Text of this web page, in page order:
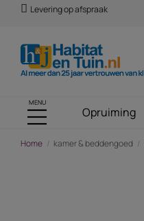
Levering op afspraak
MENU
Opruiming
Home kamer & beddengoed